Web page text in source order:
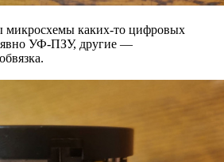
микросхемы каких-то цифровых
УФ-ПЗУ, другие —